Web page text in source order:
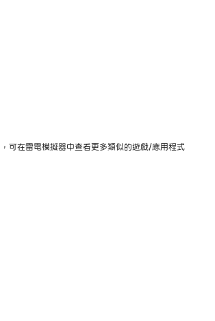
在雷電模擬器中查看更多類似的遊戲/應用程式